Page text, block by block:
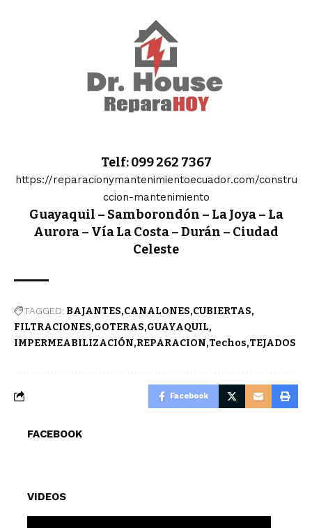
Telf: 099 262 7367
https://reparacionymantenimientoecuador.com/constru
ccion-mantenimiento
Guayaquil – Samborondón – La Joya – La
Aurora – Vía La Costa – Durán – Ciudad
Celeste
TAGGED: BAJANTES CANALONES CUBIERTAS
FILTRACIONES GOTERAS GUAYAQUIL
IMPERMEABILIZACIÓN REPARACION Techos TEJADOS
Facebook
FACEBOOK
VIDEOS